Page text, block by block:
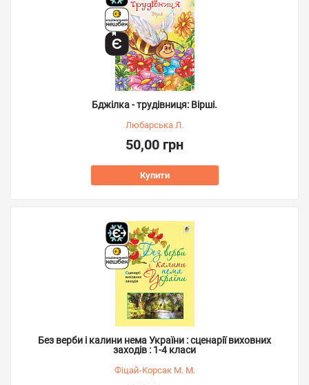
Бджілка - трудівниця: Вірші.
Любарська Л.
50,00 грн
Купити
Без верби і калини нема України : сценарії виховних
заходів : 1-4 класи
Фіцай-Корсак М. М.